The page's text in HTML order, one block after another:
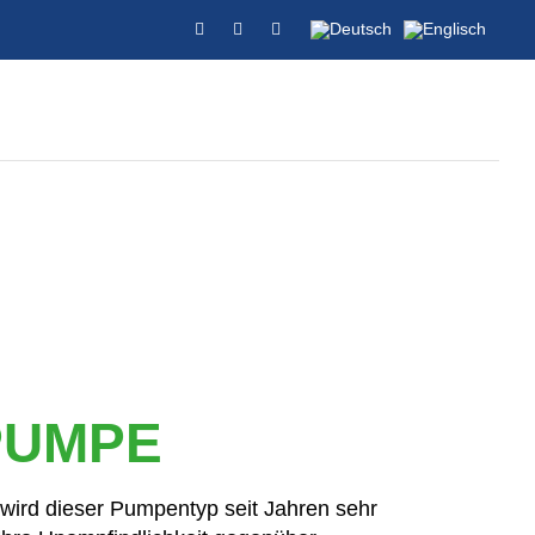
dieser Pumpentyp seit Jahren sehr